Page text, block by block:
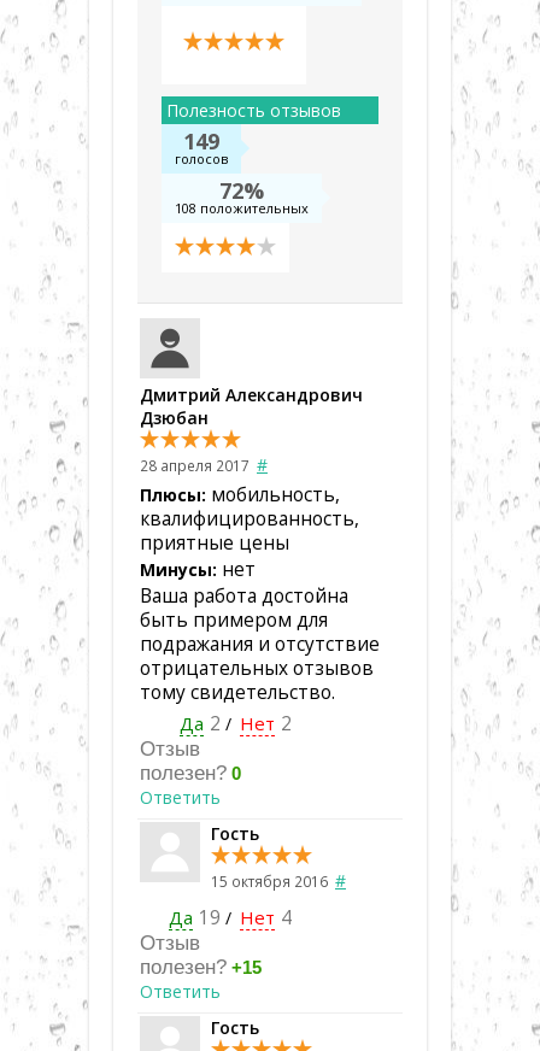
Полезность отзывов
149
голосов
72%
108 положительных
Дмитрий Александрович
Дзюбан
28 апреля 2017 #
Плюсы: мобильность,
квалифицированность,
приятные цены
Минусы: нет
Ваша работа достойна
быть примером для
подражания и отсутствие
отрицательных отзывов
тому свидетельство.
Да 2 / Нет 2
Отзыв
полезен? 0
Ответить
Гость
15 октября 2016 #
Да 19 / Нет 4
Отзыв
полезен? +15
Ответить
Гость